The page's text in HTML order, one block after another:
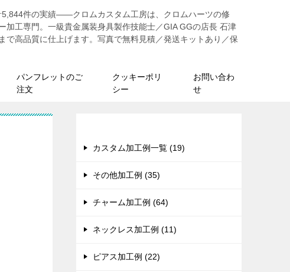
5,844件の実績——クロムカスタム工房は、クロムハーツの修
加工専門。一級貴金属装身具製作技能士／GIA GGの店長 石津
で高品質に仕上げます。写真で無料見積／発送キットあり／保
パンフレットのご
注文
クッキーポリ
シー
お問い合わ
せ
カスタム加工例一覧 (19)
その他加工例 (35)
チャーム加工例 (64)
ネックレス加工例 (11)
ピアス加工例 (22)